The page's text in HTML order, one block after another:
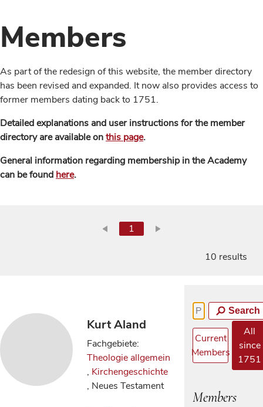
Members
As part of the redesign of this website, the member directory
has been revised and expanded. It now also provides access to
former members dating back to 1751.
Detailed explanations and user instructions for the member
directory are available onthis page.
General information regarding membership in the Academy
can be found here.
1
10 results
Kurt Aland
Fachgebiete:
Theologie allgemein
, Kirchengeschichte
, Neues Testament
Search
Current
Members
All
since
1751
Members